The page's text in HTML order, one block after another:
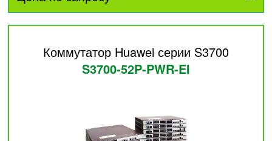
Коммутатор Huawei серии S3700
S3700-52P-PWR-EI